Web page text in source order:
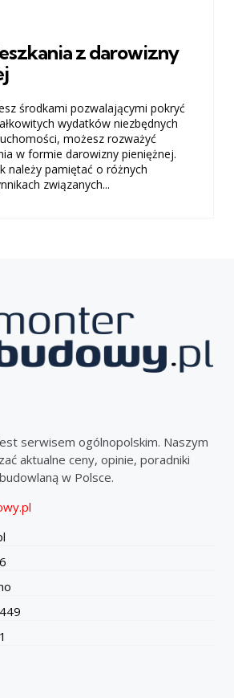
z darowizny
środkami pozwalającymi pokryć
wydatków niezbędnych
możesz rozważyć
w formie darowizny pieniężnej.
należy pamiętać o różnych
związanych...
serwisem ogólnopolskim. Naszym
aktualne ceny, opinie, poradniki
w Polsce.